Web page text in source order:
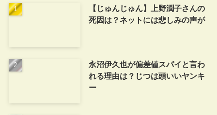
【じゅんじゅん】上野潤子さんの
死因は？ネットには悲しみの声が
永沼伊久也が偏差値スパイと言わ
れる理由は？じつは頭いいヤンキ
ー